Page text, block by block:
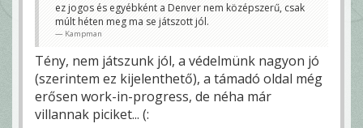
ez jogos és egyébként a Denver nem középszerű, csak
múlt héten meg ma se játszott jól.
Kampman
Tény, nem játszunk jól, a védelmünk nagyon jó
(szerintem ez kijelenthető), a támadó oldal még
erősen work-in-progress, de néha már
villannak piciket... (: